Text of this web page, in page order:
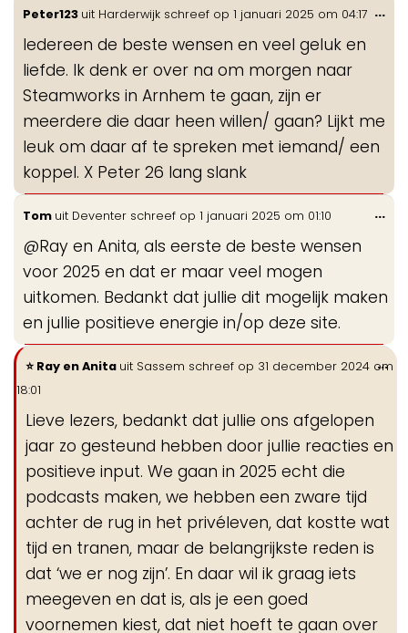
Peter123 uit Harderwijk schreef op 1 januari 2025 om 04:17
Iedereen de beste wensen en veel geluk en
liefde. Ik denk er over na om morgen naar
Steamworks in Arnhem te gaan, zijn er
meerdere die daar heen willen/ gaan? Lijkt me
leuk om daar af te spreken met iemand/ een
koppel. X Peter 26 lang slank
...
Tom uit Deventer schreef op 1 januari 2025 om 01:10
@Ray en Anita, als eerste de beste wensen
voor 2025 en dat er maar veel mogen
uitkomen. Bedankt dat jullie dit mogelijk maken
en jullie positieve energie in/op deze site.
...
Ray en Anita uit Sassem schreef op 31 december 2024 om
18:01
Lieve lezers, bedankt dat jullie ons afgelopen
jaar zo gesteund hebben door jullie reacties en
positieve input. We gaan in 2025 echt die
podcasts maken, we hebben een zware tijd
achter de rug in het privéleven, dat kostte wat
tijd en tranen, maar de belangrijkste reden is
dat ‘we er nog zijn’. En daar wil ik graag iets
meegeven en dat is, als je een goed
voornemen kiest, dat niet hoeft te gaan over
...